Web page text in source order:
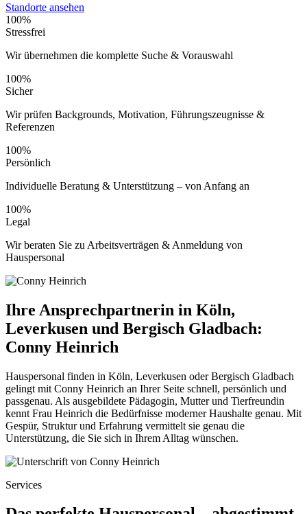
Standorte ansehen
100%
Stressfrei
Wir übernehmen die komplette Suche & Vorauswahl
100%
Sicher
Wir prüfen Backgrounds, Motivation, Führungszeugnisse &
Referenzen
100%
Persönlich
Individuelle Beratung & Unterstützung – von Anfang an
100%
Legal
Wir beraten Sie zu Arbeitsverträgen & Anmeldung von
Hauspersonal
Ihre Ansprechpartnerin in Köln,
Leverkusen und Bergisch Gladbach:
Conny Heinrich
Hauspersonal finden in Köln, Leverkusen oder Bergisch Gladbach
gelingt mit Conny Heinrich an Ihrer Seite schnell, persönlich und
passgenau. Als ausgebildete Pädagogin, Mutter und Tierfreundin
kennt Frau Heinrich die Bedürfnisse moderner Haushalte genau. Mit
Gespür, Struktur und Erfahrung vermittelt sie genau die
Unterstützung, die Sie sich in Ihrem Alltag wünschen.
Services